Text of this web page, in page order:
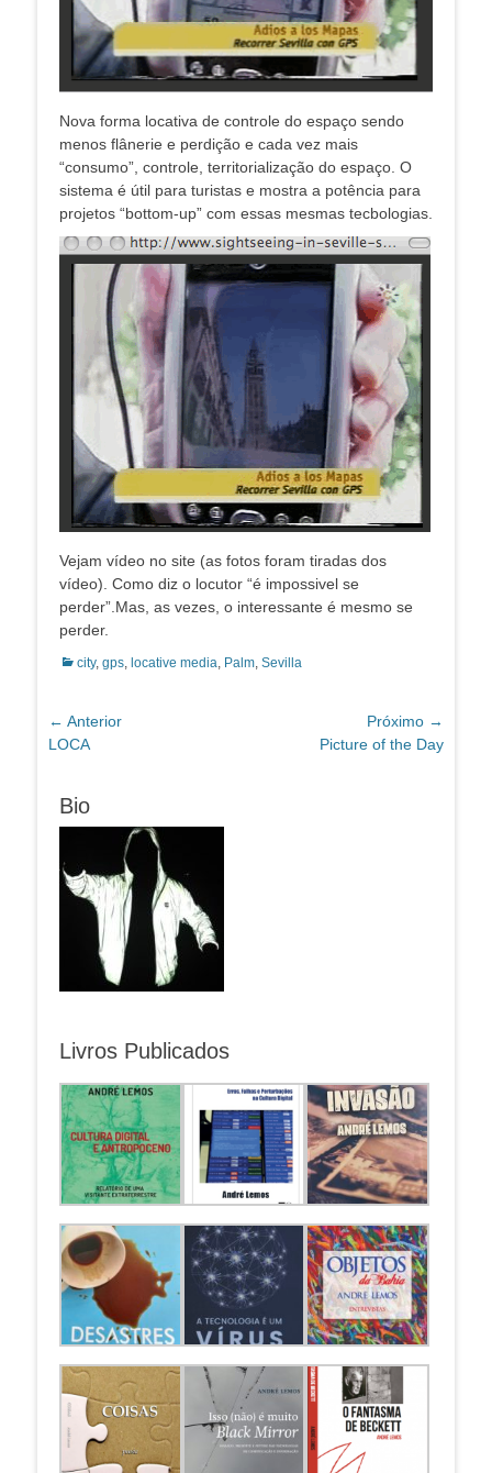
Nova forma locativa de controle do espaço sendo
menos flânerie e perdição e cada vez mais
“consumo”, controle, territorialização do espaço. O
sistema é útil para turistas e mostra a potência para
projetos “bottom-up” com essas mesmas tecbologias.
Vejam vídeo no site (as fotos foram tiradas dos
vídeo). Como diz o locutor “é impossivel se
perder”.Mas, as vezes, o interessante é mesmo se
perder.
Categorias:
city, gps locative media Palm Sevilla
Navegação
de
← Anterior
Post
LOCA
Próximo →
Picture of the Day
Bio
Livros Publicados